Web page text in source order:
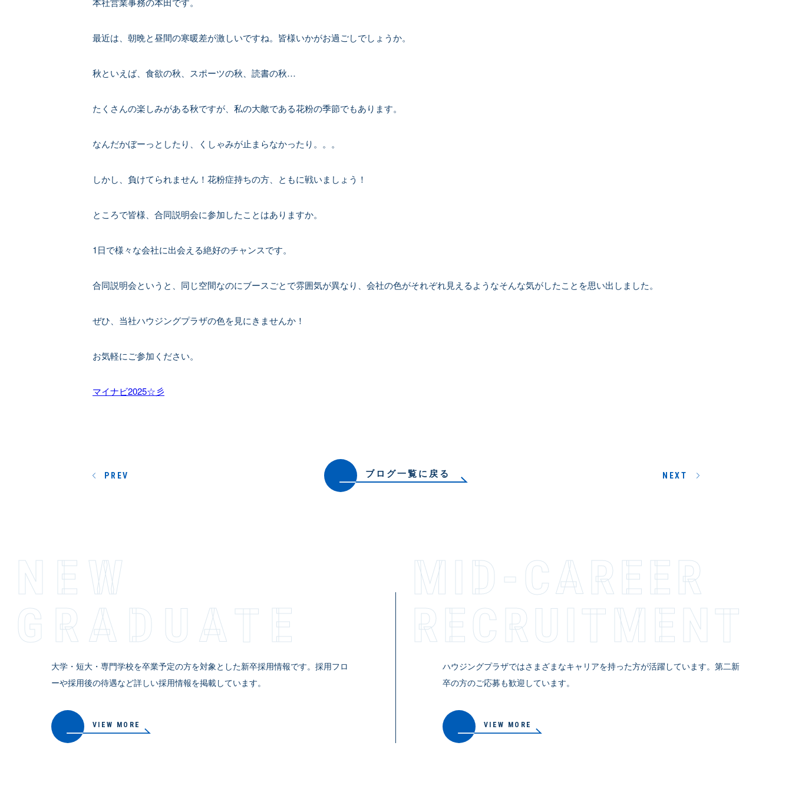
最近は、朝晩と昼間の寒暖差が激しいですね。皆様いかがお過ごしでしょうか。
秋といえば、食欲の秋、スポーツの秋、読書の秋…
たくさんの楽しみがある秋ですが、私の大敵である花粉の季節でもあります。
なんだかぼーっとしたり、くしゃみが止まらなかったり。。。
しかし、負けてられません！花粉症持ちの方、ともに戦いましょう！
ところで皆様、合同説明会に参加したことはありますか。
1日で様々な会社に出会える絶好のチャンスです。
合同説明会というと、同じ空間なのにブースごとで雰囲気が異なり、会社の色がそれぞれ見えるようなそんな気がしたことを思い出しました。
ぜひ、当社ハウジングプラザの色を見にきませんか！
お気軽にご参加ください。
マイナビ2025☆彡
ブログ一覧に戻る
PREV NEXT
NEW
GRADUATE
大学・短大・専門学校を卒業予定の方を対象とした新卒採用情報です。採用フロ
ーや採用後の待遇など詳しい採用情報を掲載しています。
VIEW MORE
MID-CAREER
RECR­U­I­T­M­E­N­T
ハウジングプラザではさまざまなキャリアを持った方が活躍しています。第二新
卒の方のご応募も歓迎しています。
VIEW MORE